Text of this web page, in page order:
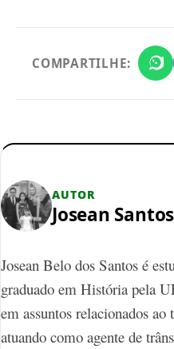
COMPARTILHE:
AUTOR
Josean Santos
Josean Belo dos Santos é
graduado em História pela
em assuntos relacionados
atuando como agente de